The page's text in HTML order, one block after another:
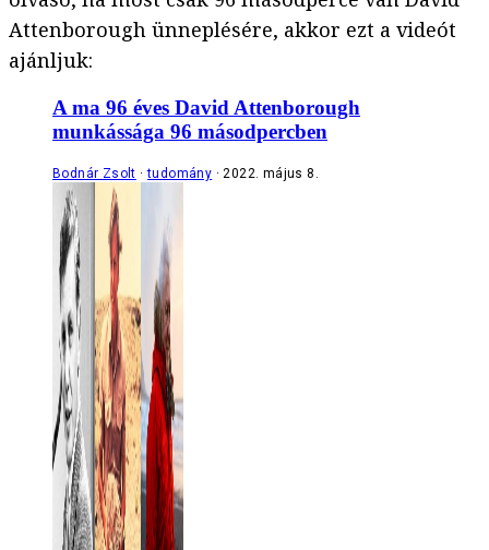
Attenborough ünneplésére, akkor ezt a videót
ajánljuk:
A ma 96 éves David Attenborough
munkássága 96 másodpercben
Bodnár Zsolt tudomány 2022. május 8.